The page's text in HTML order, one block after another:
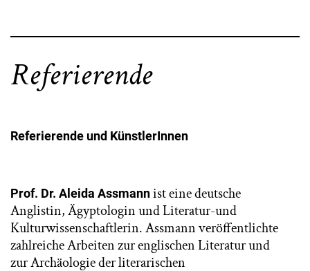
Referierende
Referierende und KünstlerInnen
Prof. Dr. Aleida Assmannist eine deutsche
Anglistin, Ägyptologin und Literatur-und
Kulturwissenschaftlerin. Assmann veröffentlichte
zahlreiche Arbeiten zur englischen Literatur und
zur Archäologie der literarischen